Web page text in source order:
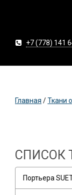
+7 (778) 141
Главная /Ткани
СПИСОК
Портьера